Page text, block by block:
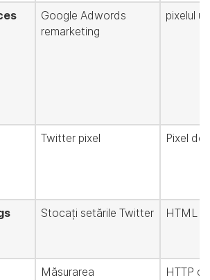
Google Adwords
remarketing
pixelul
Twitter pixel Pixel de
Stocați setările Twitter HTML
Măsurarea
HTTP